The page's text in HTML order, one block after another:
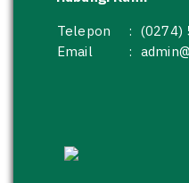
Telepon
: (0274)
Email
: